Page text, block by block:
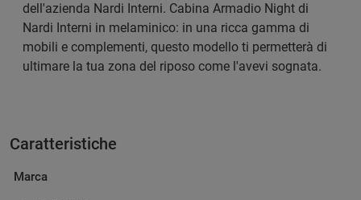
dell'azienda Nardi Interni. Cabina Armadio Night di
Nardi Interni in melaminico: in una ricca gamma di
mobili e complementi, questo modello ti permetterà di
ultimare la tua zona del riposo come l'avevi sognata.
Caratteristiche
Marca